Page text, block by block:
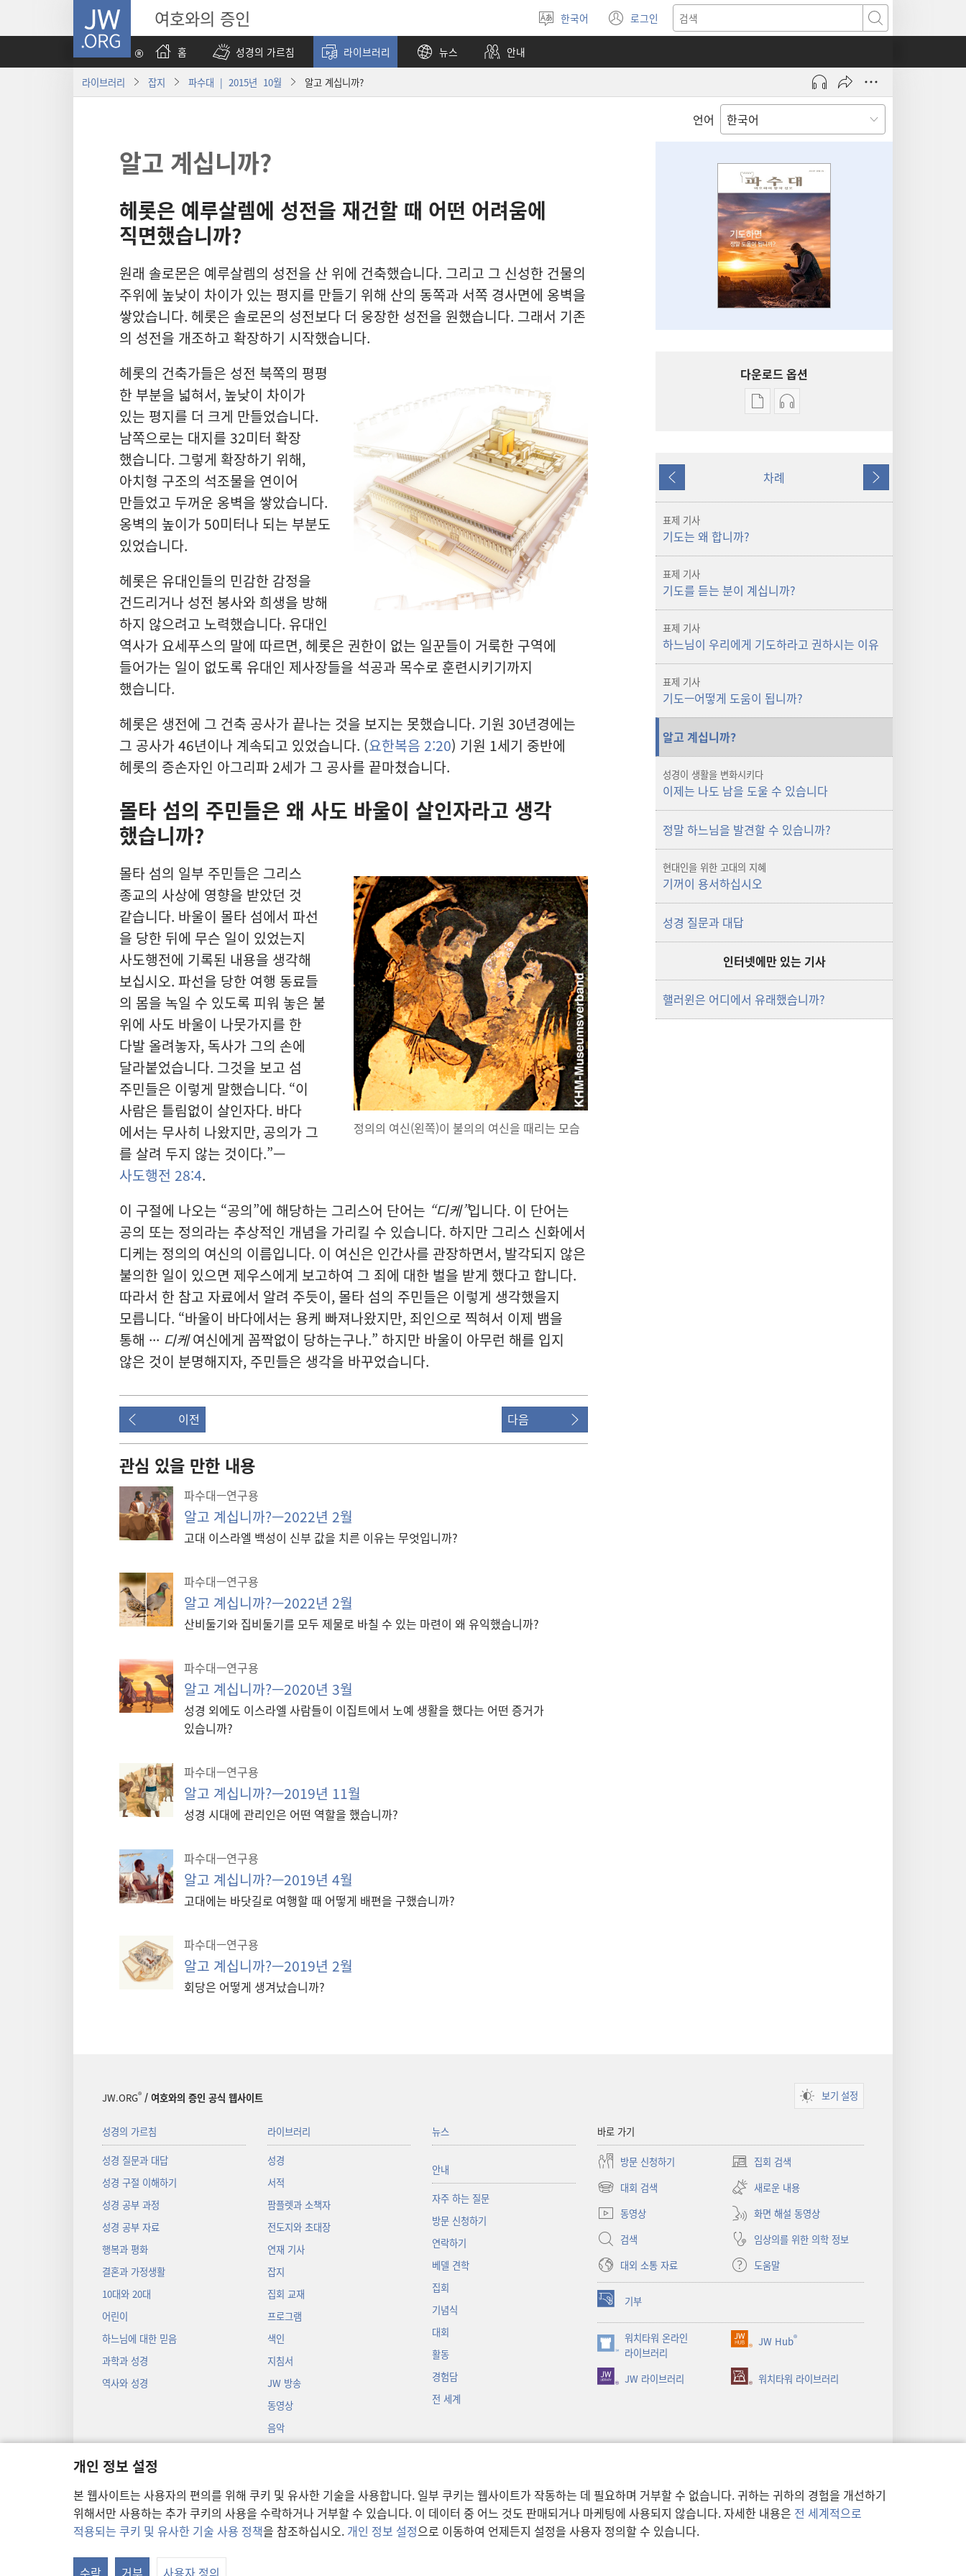
개인 정보 설정
본 웹사이트는 사용자의 편의를 위해 쿠키 및 유사한 기술을 사용합니다. 일부 쿠키는 웹사이트가 작동하는 데 필요하며 거부할 수 없습니다. 귀하는 귀하의 경험을 개선하기
위해서만 사용하는 추가 쿠키의 사용을 수락하거나 거부할 수 있습니다. 이 데이터 중 어느 것도 판매되거나 마케팅에 사용되지 않습니다. 자세한 내용은 전 세계적으로
적용되는 쿠키 및 유사한 기술 사용 정책을 참조하십시오. 개인 정보 설정으로 이동하여 언제든지 설정을 사용자 정의할 수 있습니다.
수락 거부 사용자 정의
JW.ORG 여호와의 증인
언어
선택
한국어 로그인
(새로운
창
검색
홈
성경의 가르침 라이브러리 뉴스 안내
라이브러리 잡지 파수대 | 2015년 10월 알고 계십니까?
언어
알고 계십니까?
헤롯은 예루살렘에 성전을 재건할 때 어떤 어려움에
직면했습니까?
원래 솔로몬은 예루살렘의 성전을 산 위에 건축했습니다. 그리고 그 신성한 건물의
주위에 높낮이 차이가 있는 평지를 만들기 위해 산의 동쪽과 서쪽 경사면에 옹벽을
쌓았습니다. 헤롯은 솔로몬의 성전보다 더 웅장한 성전을 원했습니다. 그래서 기존
의 성전을 개조하고 확장하기 시작했습니다.
헤롯의 건축가들은 성전 북쪽의 평평
한 부분을 넓혀서, 높낮이 차이가
있는 평지를 더 크게 만들었습니다.
남쪽으로는 대지를 32미터 확장
했습니다. 그렇게 확장하기 위해,
아치형 구조의 석조물을 연이어
만들었고 두꺼운 옹벽을 쌓았습니다.
옹벽의 높이가 50미터나 되는 부분도
있었습니다.
헤롯은 유대인들의 민감한 감정을
건드리거나 성전 봉사와 희생을 방해
하지 않으려고 노력했습니다. 유대인
역사가 요세푸스의 말에 따르면, 헤롯은 권한이 없는 일꾼들이 거룩한 구역에
들어가는 일이 없도록 유대인 제사장들을 석공과 목수로 훈련시키기까지
했습니다.
헤롯은 생전에 그 건축 공사가 끝나는 것을 보지는 못했습니다. 기원 30년경에는
그 공사가 46년이나 계속되고 있었습니다. (요한복음 2:20) 기원 1세기 중반에
헤롯의 증손자인 아그리파 2세가 그 공사를 끝마쳤습니다.
몰타 섬의 주민들은 왜 사도 바울이 살인자라고 생각
했습니까?
정의의 여신(왼쪽)이 불의의 여신을 때리는 모습
몰타 섬의 일부 주민들은 그리스
종교의 사상에 영향을 받았던 것
같습니다. 바울이 몰타 섬에서 파선
을 당한 뒤에 무슨 일이 있었는지
사도행전에 기록된 내용을 생각해
보십시오. 파선을 당한 여행 동료들
의 몸을 녹일 수 있도록 피워 놓은 불
위에 사도 바울이 나뭇가지를 한
다발 올려놓자, 독사가 그의 손에
달라붙었습니다. 그것을 보고 섬
주민들은 이렇게 말했습니다. “이
사람은 틀림없이 살인자다. 바다
에서는 무사히 나왔지만, 공의가 그
를 살려 두지 않는 것이다.”—
사도행전 28:4.
이 구절에 나오는 “공의”에 해당하는 그리스어 단어는 “디케”입니다. 이 단어는
공의 또는 정의라는 추상적인 개념을 가리킬 수 있습니다. 하지만 그리스 신화에서
디케는 정의의 여신의 이름입니다. 이 여신은 인간사를 관장하면서, 발각되지 않은
불의한 일이 있으면 제우스에게 보고하여 그 죄에 대한 벌을 받게 했다고 합니다.
따라서 한 참고 자료에서 알려 주듯이, 몰타 섬의 주민들은 이렇게 생각했을지
모릅니다. “바울이 바다에서는 용케 빠져나왔지만, 죄인으로 찍혀서 이제 뱀을
통해 ··· 디케여신에게 꼼짝없이 당하는구나.” 하지만 바울이 아무런 해를 입지
않은 것이 분명해지자, 주민들은 생각을 바꾸었습니다.
이전 다음
관심 있을 만한 내용
파수대—연구용
알고 계십니까?—2022년 2월
고대 이스라엘 백성이 신부 값을 치른 이유는 무엇입니까?
파수대—연구용
알고 계십니까?—2022년 2월
산비둘기와 집비둘기를 모두 제물로 바칠 수 있는 마련이 왜 유익했습니까?
파수대—연구용
알고 계십니까?—2020년 3월
성경 외에도 이스라엘 사람들이 이집트에서 노예 생활을 했다는 어떤 증거가
있습니까?
파수대—연구용
알고 계십니까?—2019년 11월
성경 시대에 관리인은 어떤 역할을 했습니까?
파수대—연구용
알고 계십니까?—2019년 4월
고대에는 바닷길로 여행할 때 어떻게 배편을 구했습니까?
파수대—연구용
알고 계십니까?—2019년 2월
회당은 어떻게 생겨났습니까?
다운로드 옵션
출판물
기도하면
정말
오디오
정말
이전 차례 다음
표제 기사
기도는 왜 합니까?
표제 기사
기도를 듣는 분이 계십니까?
표제 기사
하느님이 우리에게 기도하라고 권하시는 이유
표제 기사
기도—어떻게 도움이 됩니까?
알고 계십니까?
성경이 생활을 변화시키다
이제는 나도 남을 도울 수 있습니다
정말 하느님을 발견할 수 있습니까?
현대인을 위한 고대의 지혜
기꺼이 용서하십시오
성경 질문과 대답
인터넷에만 있는 기사
핼러윈은 어디에서 유래했습니까?
JW.ORG® / 여호와의 증인 공식 웹사이트 보기 설정
성경의 가르침
성경 질문과 대답
성경 구절 이해하기
성경 공부 과정
성경 공부 자료
행복과 평화
결혼과 가정생활
10대와 20대
어린이
하느님에 대한 믿음
과학과 성경
역사와 성경
라이브러리
성경
서적
팜플렛과 소책자
전도지와 초대장
연재 기사
잡지
집회 교재
프로그램
색인
지침서
JW 방송
동영상
음악
뉴스
안내
자주 하는 질문
방문 신청하기
연락하기
베델 견학
집회
기념식
대회
활동
경험담
전 세계
바로 가기
방문 신청하기 집회 검색
(새로운
창
열기)
대회 검색
(새로운
창
새로운 내용
동영상
화면 해설 동영상
검색
임상의를 위한 의학 정보
대외 소통 자료
도움말
기부
(새로운
창
열기)
워치타워 온라인
라이브러리
(새로운
창
열기)
JW Hub®
(새로운
열기)
JW 라이브러리 워치타워 라이브러리
Copyright © 2026 Watch Tower Bible and Tract Society of Pennsylvania. 이용 약관| 개인 정보 보호 정책 |개인 정보 보호 설정